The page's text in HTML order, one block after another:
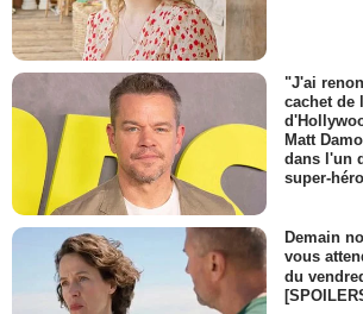
"J'ai
cachet de
Matt
dans l'un
super-
Demain
vous
du